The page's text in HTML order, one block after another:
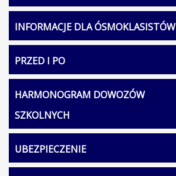
INFORMACJE DLA ÓSMOKLASISTÓW
PRZED I PO
HARMONOGRAM DOWOZÓW
SZKOLNYCH
UBEZPIECZENIE